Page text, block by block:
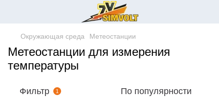
Окружающая среда Метеостанции
Метеостанции для измерения
температуры
Фильтр 1 По популярности